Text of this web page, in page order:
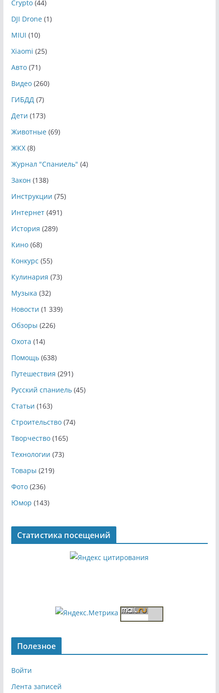
Crypto(44)
DJI Drone(1)
MIUI (10)
Xiaomi (25)
Авто(71)
Видео(260)
ГИБДД(7)
Дети (173)
Животные(69)
ЖКХ(8)
Журнал "Спаниель" (4)
Закон (138)
Инструкции (75)
Интернет(491)
История (289)
Кино(68)
Конкурс (55)
Кулинария (73)
Музыка (32)
Новости (1 339)
Обзоры (226)
Охота (14)
Помощь(638)
Путешествия (291)
Русский спаниель(45)
Статьи (163)
Строительство(74)
Творчество(165)
Технологии (73)
Товары (219)
Фото(236)
Юмор (143)
Статистика посещений
Полезное
Войти
Лента записей